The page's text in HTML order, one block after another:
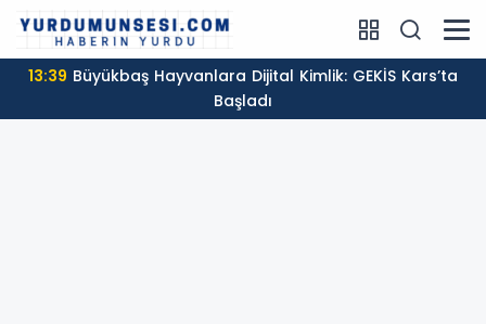
13:39
Başladı